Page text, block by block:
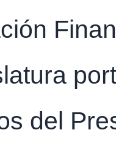
del